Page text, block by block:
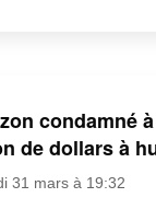
condamné
de dollars à
31 mars à 19:32